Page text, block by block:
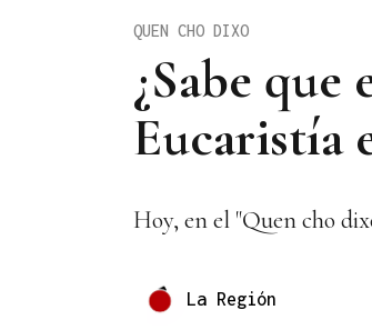
¿Sabe
Eucaristía
QUEN CHO DIXO
Hoy, en el "Quen cho
La Región